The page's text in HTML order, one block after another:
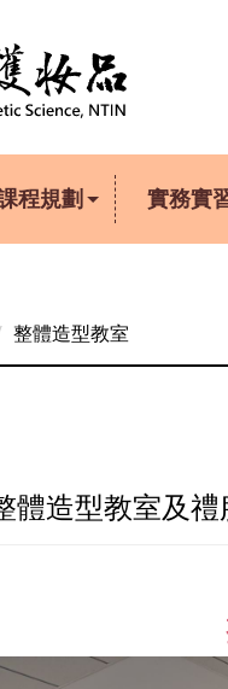
程規劃 實務實
整體造型教室
體造型教室及禮